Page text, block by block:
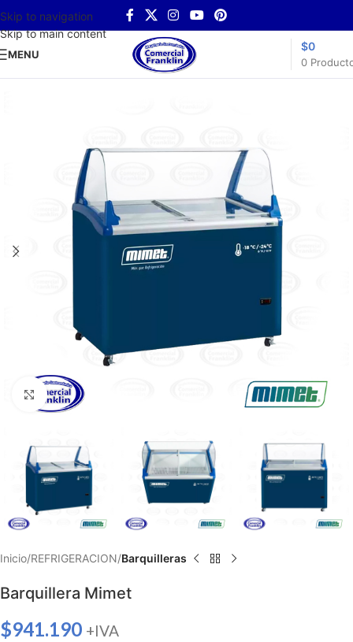
Skip to navigation
Skip to main content
MENU
0
$0
Haga clic para ampliar
Inicio REFRIGERACION Barquilleras
Barquillera Mimet
$941.190 +IVA